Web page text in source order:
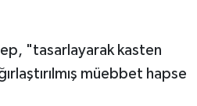
"tasarlayarak kasten
müebbet hapse